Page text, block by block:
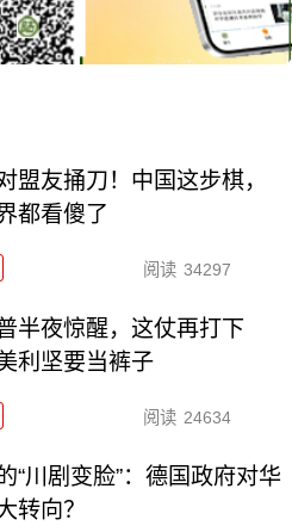
盟友捅刀！中国这步棋，
都看傻了
阅读 34297
半夜惊醒，这仗再打下
利坚要当裤子
阅读 24634
“川剧变脸”：德国政府对华
转向？